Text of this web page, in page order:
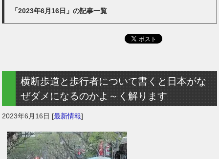
「2023年6月16日」の記事一覧
横断歩道と歩行者について書くと日本がな
ぜダメになるのかよ～く解ります
2023年6月16日 [最新情報]